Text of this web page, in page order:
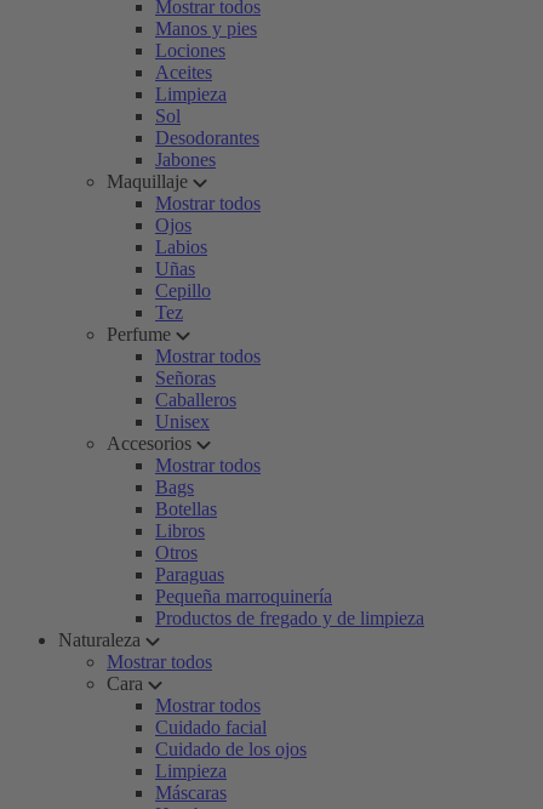
Mostrar todos
Manos y pies
Lociones
Aceites
Limpieza
Sol
Desodorantes
Jabones
Maquillaje
Mostrar todos
Ojos
Labios
Uñas
Cepillo
Tez
Perfume
Mostrar todos
Señoras
Caballeros
Unisex
Accesorios
Mostrar todos
Bags
Botellas
Libros
Otros
Paraguas
Pequeña marroquinería
Productos de fregado y de limpieza
Naturaleza
Mostrar todos
Cara
Mostrar todos
Cuidado facial
Cuidado de los ojos
Limpieza
Máscaras